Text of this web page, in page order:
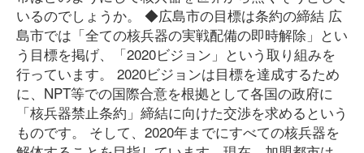
いるのでしょうか。 ◆広島市の目標は条約の締結 広
島市では「全ての核兵器の実戦配備の即時解除」とい
う目標を掲げ、「2020ビジョン」という取り組みを
行っています。 2020ビジョンは目標を達成するため
に、NPT等での国際合意を根拠として各国の政府に
「核兵器禁止条約」締結に向けた交渉を求めるという
ものです。 そして、2020年までにすべての核兵器を